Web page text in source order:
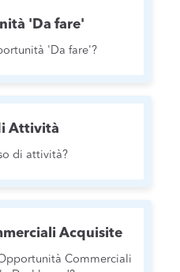
'Da fare'
'Da fare'?
Attività
di attività?
Acquisite
Commerciali